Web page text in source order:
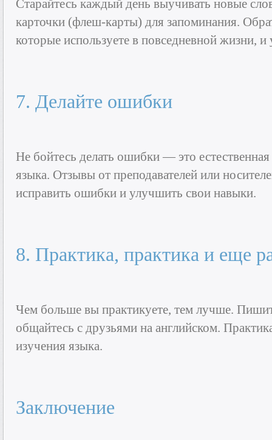
Старайтесь каждый день выучивать новые
карточки (флеш-карты) для запоминания.
которые используете в повседневной жизни, и
7. Делайте ошибки
Не бойтесь делать ошибки — это естественная
языка. Отзывы от преподавателей или
исправить ошибки и улучшить свои навыки.
8. Практика, практика и еще
Чем больше вы практикуете, тем лучше.
общайтесь с друзьями на английском.
изучения языка.
Заключение